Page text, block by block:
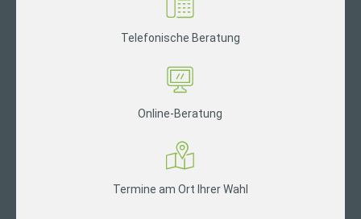
Telefonische Beratung
Online-Beratung
Termine am Ort Ihrer Wahl